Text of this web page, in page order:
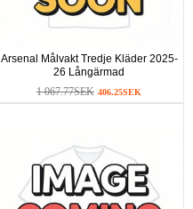
Arsenal Målvakt Tredje Kläder 2025-
26 Långärmad
1 067.77SEK 406.25SEK